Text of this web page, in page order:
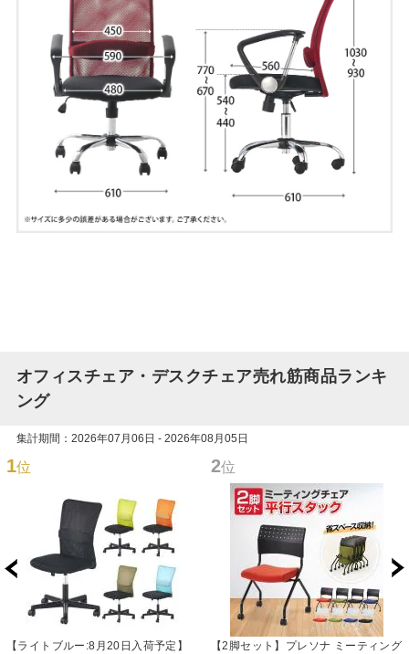
オフィスチェア・デスクチェア売れ筋商品ランキ
ング
集計期間：2026年07月06日 - 2026年08月05日
1位
【ライトブルー:8月20日入荷予定】
2位
【2脚セット】プレソナ ミーティング